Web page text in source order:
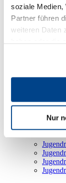
soziale Medien,
Partner führen
weiteren Daten
Cookies, wenn
Nur
Projekt
DEHOGA